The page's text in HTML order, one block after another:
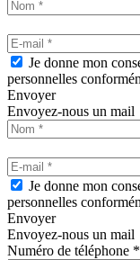
Je donne mon
personnelles
Envoyer
Envoyez-nous un mail
Je donne mon
personnelles
Envoyer
Envoyez-nous un mail
Numéro de téléphone *